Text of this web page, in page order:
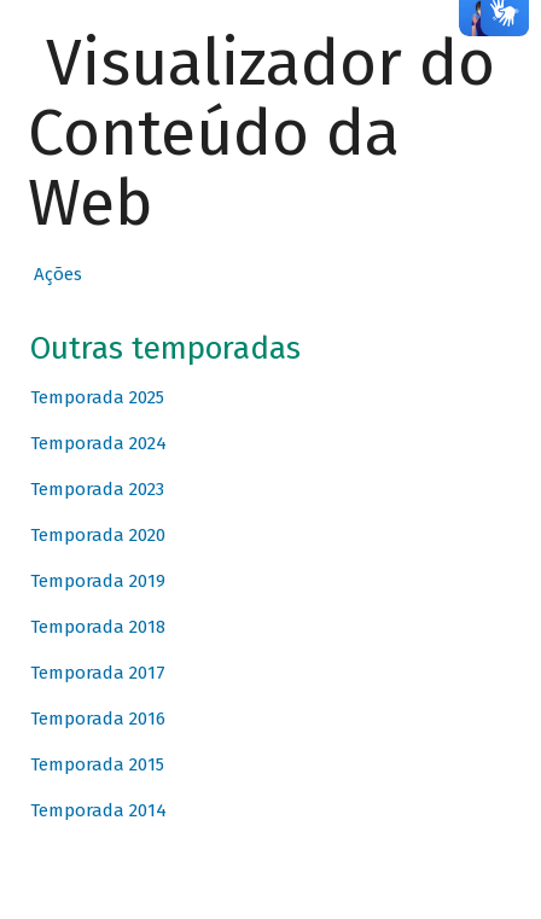
Visualizador do
Conteúdo da
Web
Ações
Outras temporadas
Temporada 2025
Temporada 2024
Temporada 2023
Temporada 2020
Temporada 2019
Temporada 2018
Temporada 2017
Temporada 2016
Temporada 2015
Temporada 2014